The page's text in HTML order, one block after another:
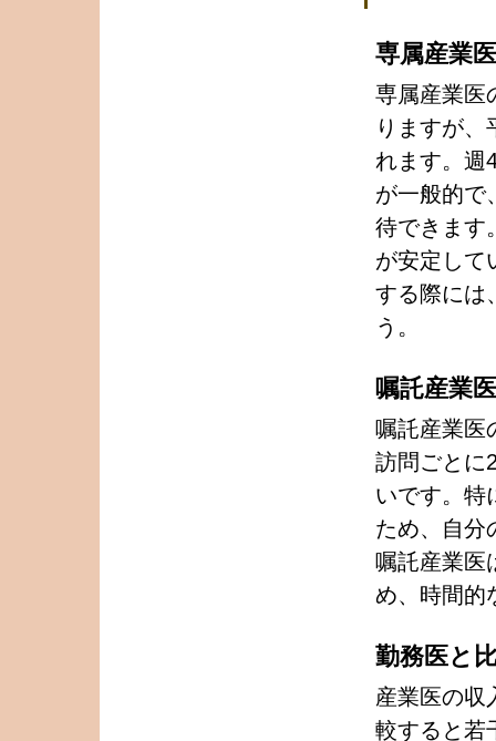
専属産業
専属産業医
りますが
れます。週
が一般的で
待できます
が安定して
する際には
う。
嘱託産業
嘱託産業医
訪問ごとに
いです。特
ため、自分
嘱託産業医
め、時間的
勤務医と
産業医の収
較すると若